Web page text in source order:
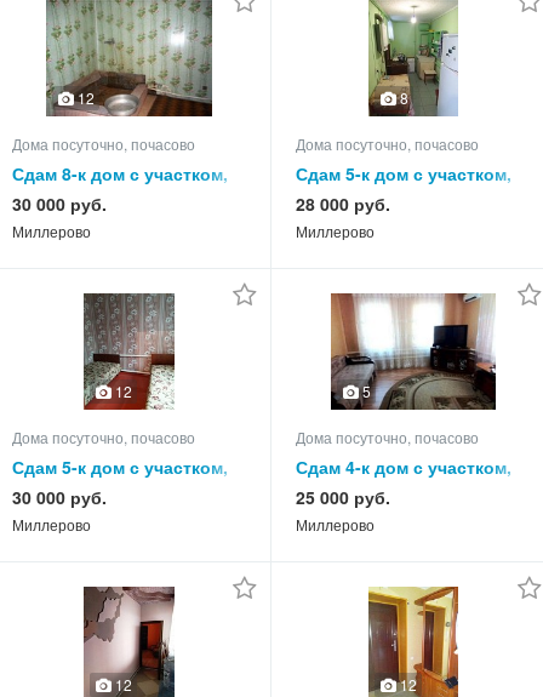
12
Дома посуточно, почасово
Сдам 8-к дом с участком,
85.0 кв.м, этажей 1
30 000 руб.
Миллерово
8
Дома посуточно, почасово
Сдам 5-к дом с участком,
65.0 кв.м, этажей 1
28 000 руб.
Миллерово
12
Дома посуточно, почасово
Сдам 5-к дом с участком,
75.0 кв.м, этажей 1
30 000 руб.
Миллерово
5
Дома посуточно, почасово
Сдам 4-к дом с участком,
75.0 кв.м, этажей 1
25 000 руб.
Миллерово
12 12